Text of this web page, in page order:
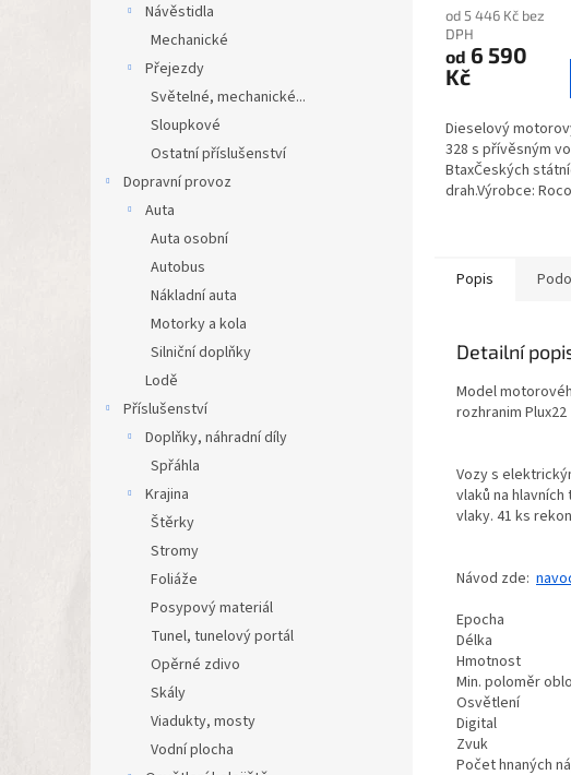
Návěstidla
Mechanické
Přejezdy
Světelné, mechanické...
Sloupkové
Ostatní příslušenství
Dopravní provoz
Auta
Auta osobní
Autobus
Nákladní auta
Motorky a kola
Silniční doplňky
Lodě
Příslušenství
Doplňky, náhradní díly
Spřáhla
Krajina
Štěrky
Stromy
Foliáže
Posypový materiál
Tunel, tunelový portál
Opěrné zdivo
Skály
Viadukty, mosty
Vodní plocha
od 5 446 Kč bez
DPH
od 6 590
Kč
Dieselový
328 s přívěsným
BtaxČeských
drah.Výrobce:
Popis
Detailní
Model
rozhranim Plux22
Vozy s
vlaků na
vlaky. 41 ks
Návod zde:
Epocha
Délka
Hmotnost
Min. poloměr
Osvětlení
Digital
Zvuk
Počet hnaných